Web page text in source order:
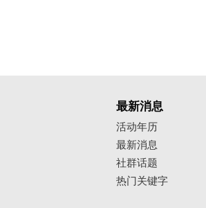
最新消息
活动年历
最新消息
社群话题
热门关键字